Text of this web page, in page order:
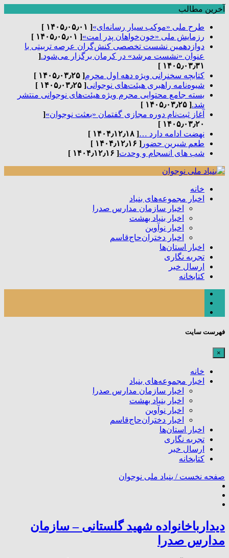
آخرین مطالب
طرح ملی «موکب سیار رسانه‌ای»[ ۱۴۰۵٫۰۵٫۰۱ ]
رزمایش ملی «خون‌خواهان پدر امت»[ ۱۴۰۵٫۰۵٫۰۱ ]
دوازدهمین نشست تخصصی کنش‌گران عرصه تربیتی با
عنوان «نشست مرشد» در کرمان برگزار می‌شود.[
۱۴۰۵٫۰۳٫۳۱ ]
کتابچه سخنرانی ویژه دهه اول محرم[ ۱۴۰۵٫۰۳٫۲۵ ]
شیوه‌نامه راهبری هیئت‌های نوجوانی[ ۱۴۰۵٫۰۳٫۲۵ ]
بسته جامع محتوایی محرم ویژه هیئت‌های نوجوانی منتشر
شد.[ ۱۴۰۵٫۰۳٫۲۵ ]
آغاز ثبت‌نام دوره مجازی گفتمان «بعثت نوجوان»[
۱۴۰۵٫۰۳٫۲۰ ]
نهضت ادامه دارد …[ ۱۴۰۴٫۱۲٫۱۸ ]
طعم شیرین حضور [ ۱۴۰۴٫۱۲٫۱۶ ]
شب های انسجام و وحدت[ ۱۴۰۴٫۱۲٫۱۶ ]
خانه
اخبار مجموعه‌های بنیاد
اخبار سازمان مدارس صدرا
اخبار بنیاد بهشت
اخبار نوآوین
اخبار دختران‌حاج‌قاسم
اخبار استان‌ها
تجربه نگاری
ارسال خبر
کتابخانه
فهرست سایت
×
خانه
اخبار مجموعه‌های بنیاد
اخبار سازمان مدارس صدرا
اخبار بنیاد بهشت
اخبار نوآوین
اخبار دختران‌حاج‌قاسم
اخبار استان‌ها
تجربه نگاری
ارسال خبر
کتابخانه
صفحه نخست / بنیاد ملی نوجوان
دیدارباخانواده شهید گلستانی – سازمان
مدارس صدرا